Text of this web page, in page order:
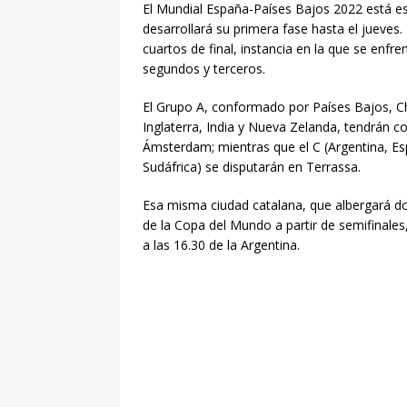
El Mundial España-Países Bajos 2022 está
desarrollará su primera fase hasta el
cuartos de final, instancia en la que se
segundos y terceros.
El Grupo A, conformado por Países Bajos,
Inglaterra, India y Nueva Zelanda, tendrán
Ámsterdam; mientras que el C (Argentina,
Sudáfrica) se disputarán en Terrassa.
Esa misma ciudad catalana, que albergará
de la Copa del Mundo a partir de
a las 16.30 de la Argentina.